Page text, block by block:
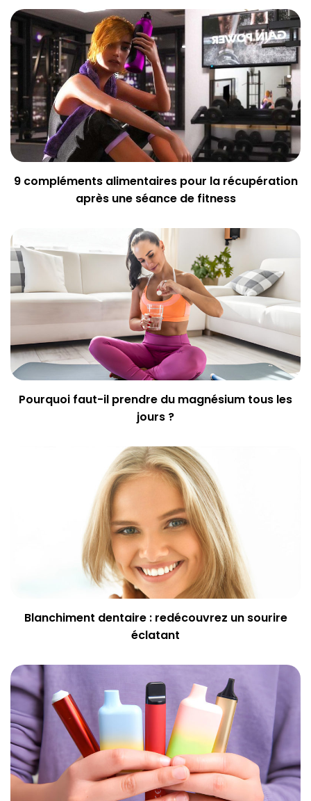
9 compléments alimentaires pour la récupération
après une séance de fitness
Pourquoi faut-il prendre du magnésium tous les
jours ?
Blanchiment dentaire : redécouvrez un sourire
éclatant